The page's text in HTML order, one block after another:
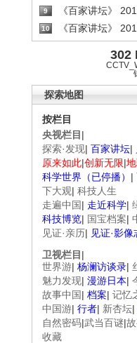
9 《百家讲坛》
10 《百家讲坛》
302
探索地图
按栏目
央视栏目 |
探索·发现| 百家讲坛|
原来如此|创新无限|
科学世界（已停播） |
下大观| 科技人生
走遍中国| 走近科学|
科技博览| 国宝档案|
见证·亲历| 见证·影像
卫视栏目 |
世界游| 杨澜访谈录|
魅力发现| 漫游日本|
故事中国| 档案| 记忆
中国游| 行者| 新杏坛|
自然密码|武当百谜|
收藏